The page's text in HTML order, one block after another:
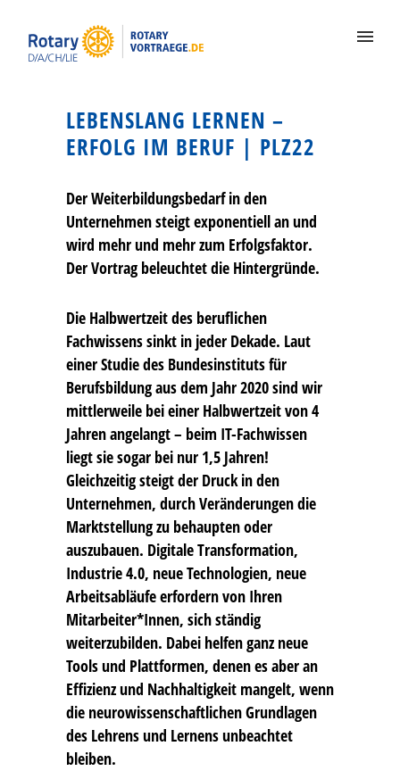
LEBENSLANG LERNEN –
ERFOLG IM BERUF | PLZ22
Der Weiterbildungsbedarf in den
Unternehmen steigt exponentiell an und
wird mehr und mehr zum Erfolgsfaktor.
Der Vortrag beleuchtet die Hintergründe.
Die Halbwertzeit des beruflichen
Fachwissens sinkt in jeder Dekade. Laut
einer Studie des Bundesinstituts für
Berufsbildung aus dem Jahr 2020 sind wir
mittlerweile bei einer Halbwertzeit von 4
Jahren angelangt – beim IT-Fachwissen
liegt sie sogar bei nur 1,5 Jahren!
Gleichzeitig steigt der Druck in den
Unternehmen, durch Veränderungen die
Marktstellung zu behaupten oder
auszubauen. Digitale Transformation,
Industrie 4.0, neue Technologien, neue
Arbeitsabläufe erfordern von Ihren
Mitarbeiter*Innen, sich ständig
weiterzubilden. Dabei helfen ganz neue
Tools und Plattformen, denen es aber an
Effizienz und Nachhaltigkeit mangelt, wenn
die neurowissenschaftlichen Grundlagen
des Lehrens und Lernens unbeachtet
bleiben.